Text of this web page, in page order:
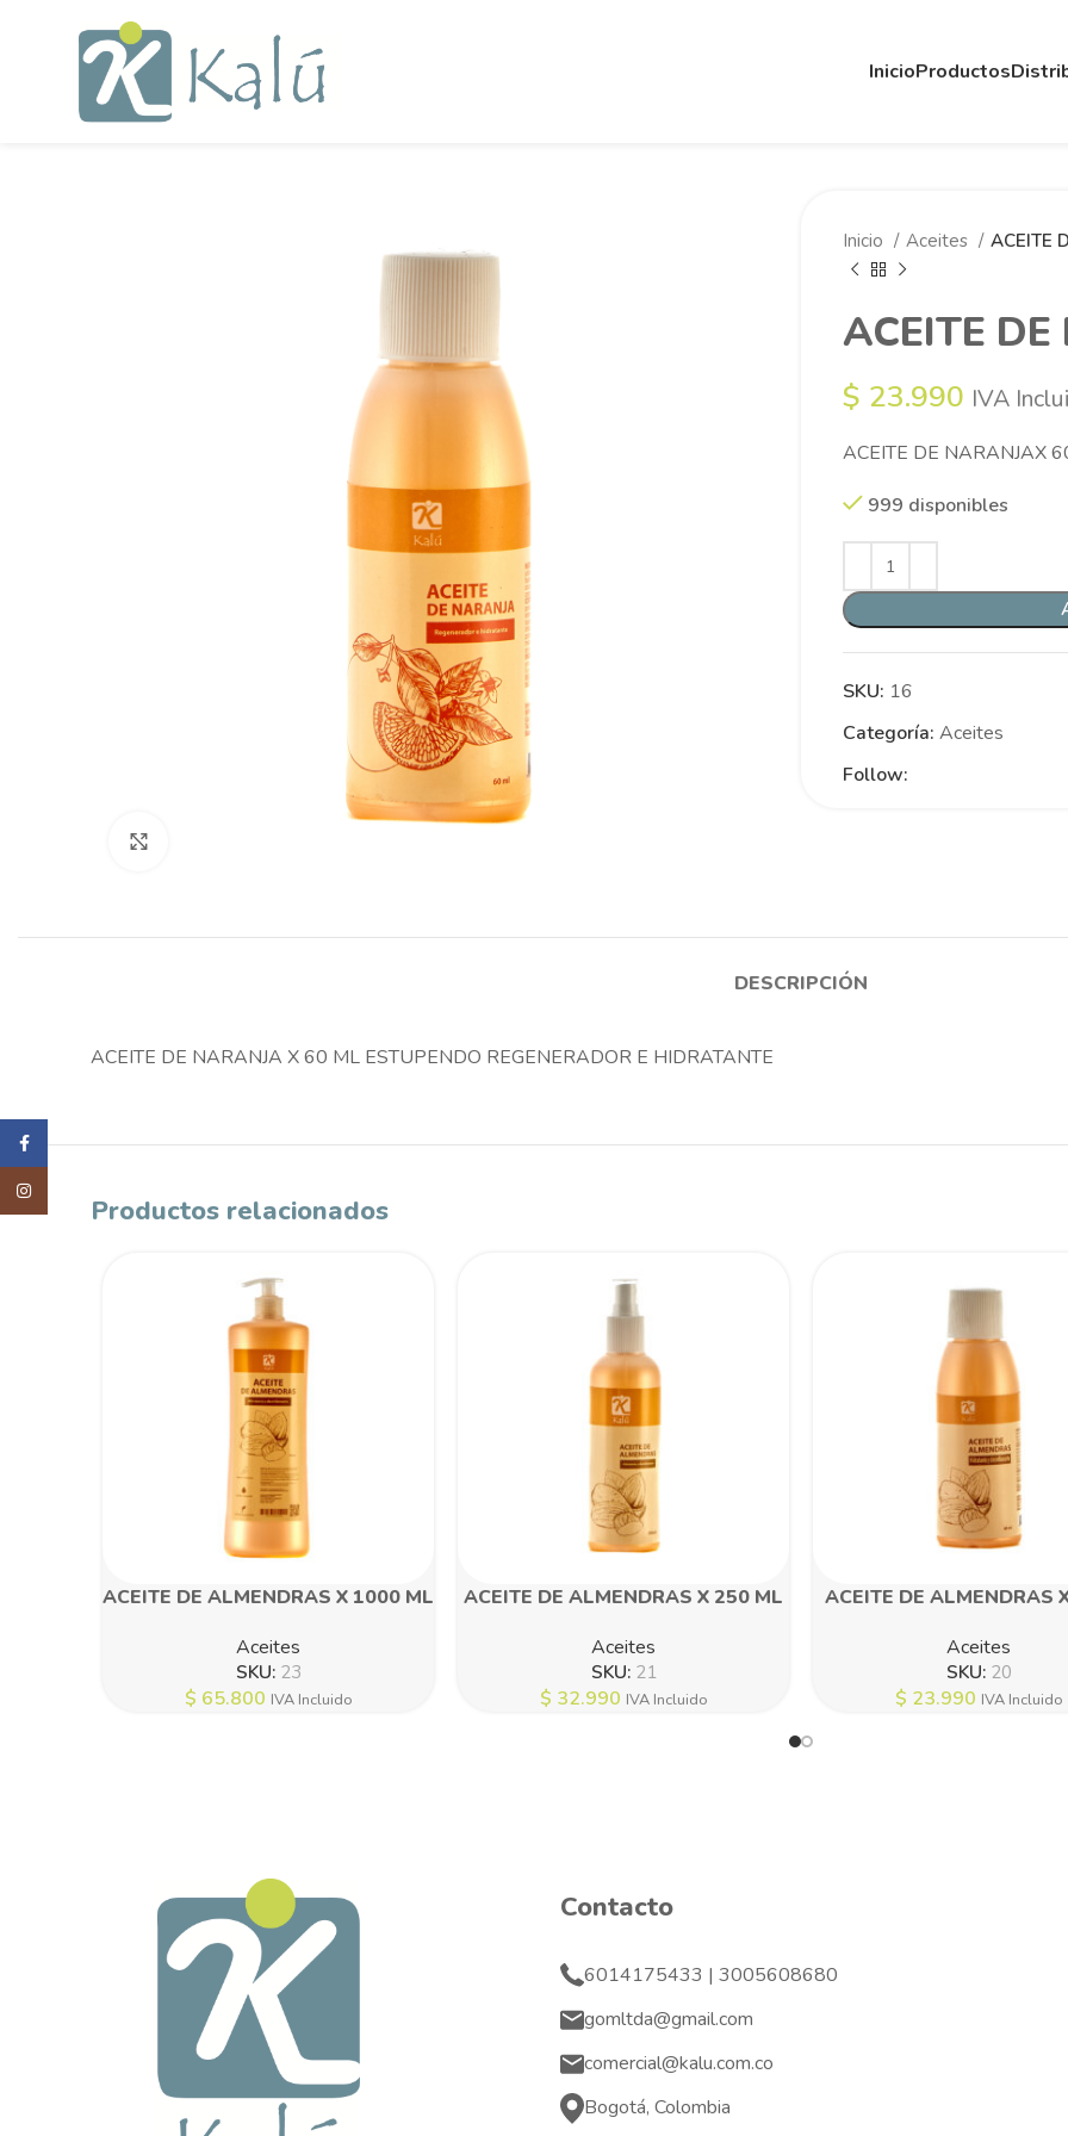
InicioProductos
Inicio Aceites ACEITE
ACEITE
$ 23.990 IVA
ACEITE DE NARANJAX
999 disponibles
SKU: 16
Categoría: Aceites
Follow:
DESCRIPCIÓN
ACEITE DE NARANJA X 60 ML ESTUPENDO REGENERADOR E HIDRATANTE
Productos relacionados
ACEITE DE ALMENDRAS X 1000 ML
Aceites
SKU: 23
$ 65.800 IVA Incluido
ACEITE DE ALMENDRAS X 250 ML
Aceites
SKU: 21
$ 32.990 IVA Incluido
ACEITE DE ALMENDRAS
Aceites
SKU: 20
$ 23.990 IVA Incluido
Contacto
6014175433 | 3005608680
gomltda@gmail.com
comercial@kalu.com.co
Bogotá, Colombia
Facebook